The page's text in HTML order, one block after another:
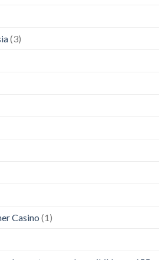
(3)
Casino (1)